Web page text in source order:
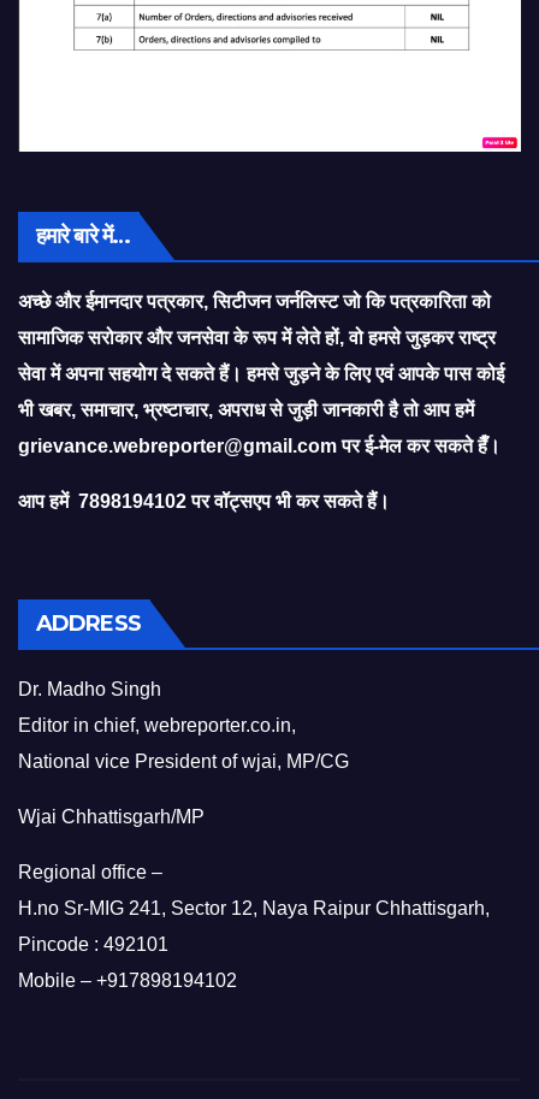
हमारे बारे में…
अच्छे और ईमानदार पत्रकार, सिटीजन जर्नलिस्ट जो कि पत्रकारिता को
सामाजिक सरोकार और जनसेवा के रूप में लेते हों, वो हमसे जुड़कर राष्ट्र
सेवा में अपना सहयोग दे सकते हैं। हमसे जुड़ने के लिए एवं आपके पास कोई
भी खबर, समाचार, भ्रष्टाचार, अपराध से जुड़ी जानकारी है तो आप हमें
grievance.webreporter@gmail.comपर ई-मेल कर सकते हैँ।
आप हमें 7898194102 पर वॉट्सएप भी कर सकते हैं।
ADDRESS
Dr. Madho Singh
Editor in chief, webreporter.co.in,
National vice President of wjai, MP/CG
Wjai Chhattisgarh/MP
Regional office –
H.no Sr-MIG 241, Sector 12, Naya Raipur Chhattisgarh,
Pincode : 492101
Mobile – +917898194102